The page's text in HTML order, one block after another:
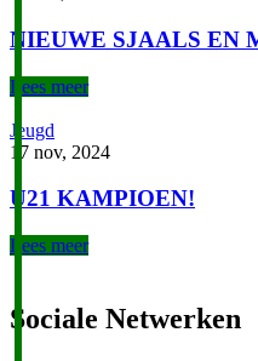
NIEUWE SJAALS EN
Lees meer
Jeugd
17 nov, 2024
U21 KAMPIOEN!
Lees meer
Sociale Netwerken